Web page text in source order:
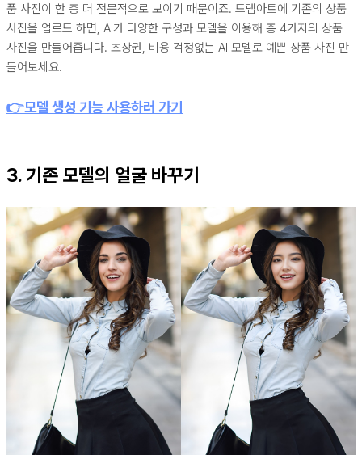
품 사진이 한 층 더 전문적으로 보이기 때문이죠. 드랩아트에 기존의 상품
사진을 업로드 하면, AI가 다양한 구성과 모델을 이용해 총 4가지의 상품
사진을 만들어줍니다. 초상권, 비용 걱정없는 AI 모델로 예쁜 상품 사진 만
들어보세요.
👉모델 생성 기능 사용하러 가기
3. 기존 모델의 얼굴 바꾸기